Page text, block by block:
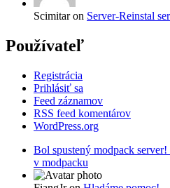
Scimitar on Server-Reinstal
Používateľ
Registrácia
Prihlásiť sa
Feed záznamov
RSS feed komentárov
WordPress.org
Bol spustený modpack
v modpacku